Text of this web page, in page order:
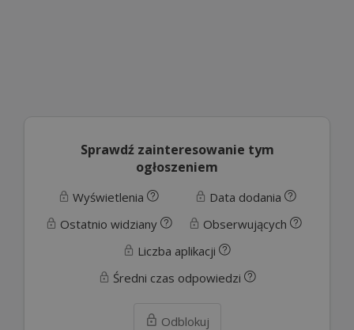
Sprawdź zainteresowanie tym
ogłoszeniem
Wyświetlenia
Data dodania
Ostatnio widziany
Obserwujących
Liczba aplikacji
Średni czas odpowiedzi
Odblokuj